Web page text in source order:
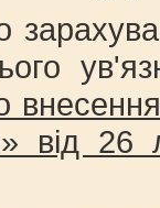
від